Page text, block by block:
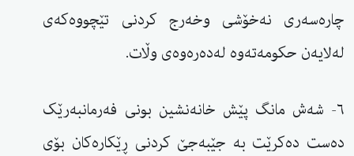
چارەسەری نەخۆشی وخەرج کردنی تێچووەکەی
لەلایەن حکومەتەوە لەدەرەوەی وڵات.
٦- شەش مانگ پێش خانەنشین بونی فەرمانبەرێک
دەست دەکرێت بە جێبەجێ کردنی ڕێکارەکان بۆی